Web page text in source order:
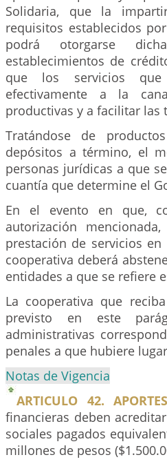
Solidaria, que la
requisitos establecidos
podrá otorgarse
establecimientos de
que los servicios que
efectivamente a la
productivas y a facilitar las
Tratándose de
depósitos a término, el
personas jurídicas a que
cuantía que determine el
En el evento en que,
autorización
prestación de servicios
cooperativa deberá
entidades a que se refiere
La cooperativa que
previsto en este
administrativas
penales a que hubiere
Notas de Vigencia
ARTICULO 42.
financieras deben
sociales pagados
millones de pesos